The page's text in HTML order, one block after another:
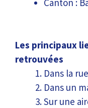
Les principaux
retrouvées
Dans la rue
Dans un
Sur une